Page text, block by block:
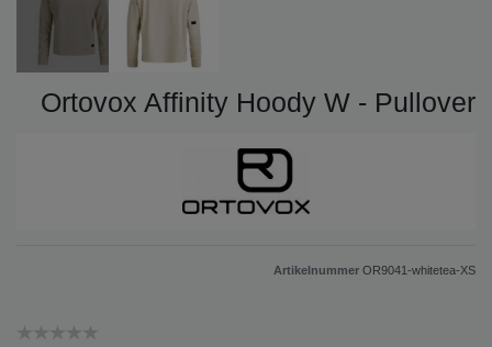
Ortovox Affinity Hoody W - Pullover
Artikelnummer OR9041-whitetea-XS